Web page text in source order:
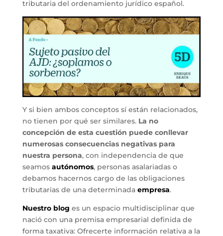
tributaria del ordenamiento jurídico español.
Y si bien ambos conceptos sí están relacionados,
no tienen por qué ser similares. La no
concepción de esta cuestión puede conllevar
numerosas consecuencias negativas para
nuestra persona, con independencia de que
seamos autónomos, personas asalariadas o
debamos hacernos cargo de las obligaciones
tributarias de una determinada empresa.
Nuestro blog es un espacio multidisciplinar que
nació con una premisa empresarial definida de
forma taxativa: Ofrecerte información relativa a la